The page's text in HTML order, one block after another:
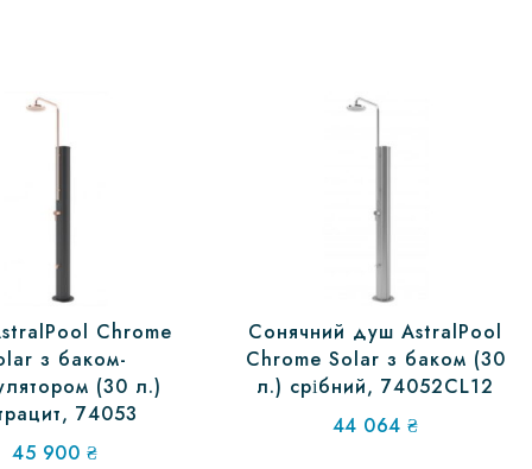
Chrome
з баком-
(30 л.)
74053
45 900 ₴
Сонячний душ AstralPool
Chrome Solar з баком (30
л.) срібний, 74052CL12
44 064₴